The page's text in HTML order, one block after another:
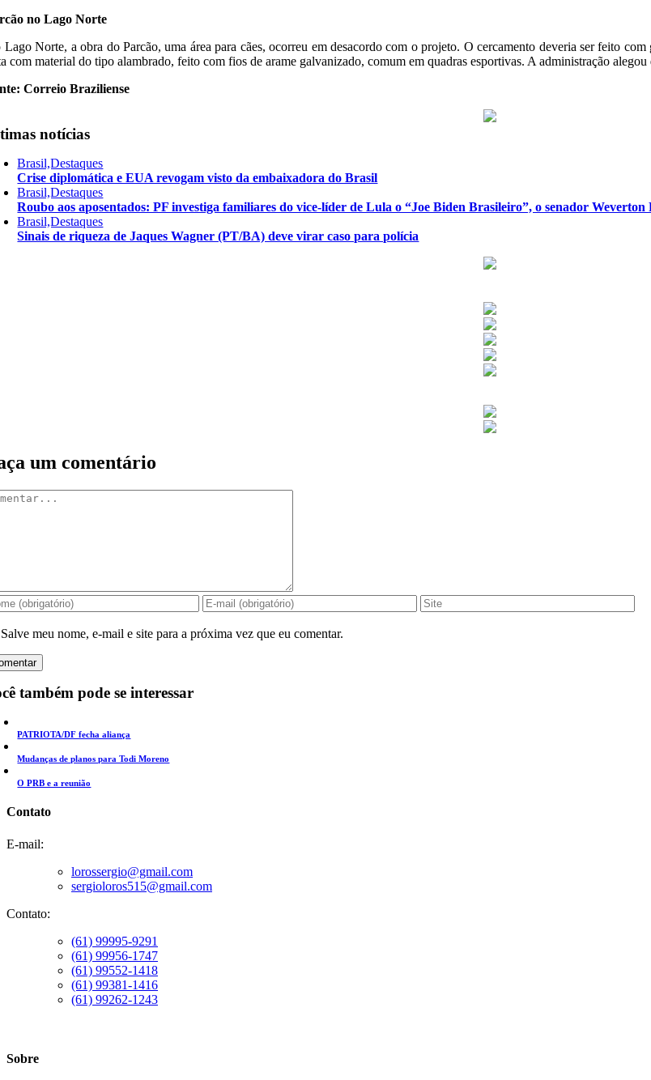
no Lago Norte
Lago Norte, a obra do Parcão, uma área para cães, ocorreu em desacordo com o projeto. O cercamento deveria ser feito
com material do tipo alambrado, feito com fios de arame galvanizado, comum em quadras esportivas. A administração
Correio Braziliense
notícias
Brasil,Destaques
Crise diplomática e EUA revogam visto da embaixadora do Brasil
Brasil,Destaques
Roubo aos aposentados: PF investiga familiares do vice-líder de Lula o “Joe Biden Brasileiro”, o senador Weverton
Brasil,Destaques
Sinais de riqueza de Jaques Wagner (PT/BA) deve virar caso para polícia
um comentário
Salve meu nome, e-mail e site para a próxima vez que eu comentar.
também pode se interessar
PATRIOTA/DF fecha aliança
Mudanças de planos para Todi Moreno
O PRB e a reunião
Contato
E-mail:
lorossergio@gmail.com
sergioloros515@gmail.com
Contato:
(61) 99995-9291
(61) 99956-1747
(61) 99552-1418
(61) 99381-1416
(61) 99262-1243
Sobre